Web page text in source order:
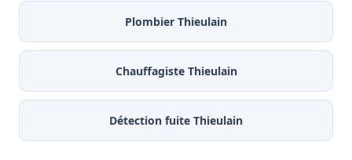
Plombier Thieulain
Chauffagiste Thieulain
Détection fuite Thieulain